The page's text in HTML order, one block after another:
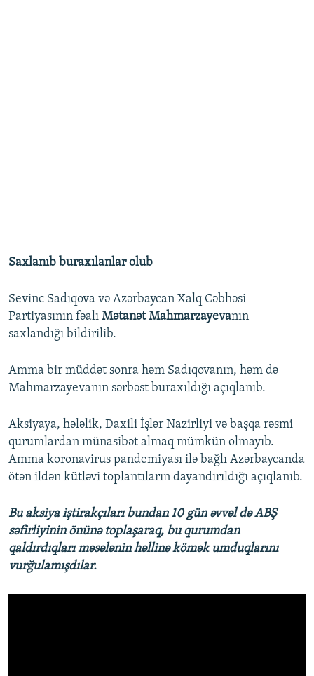
Saxlanıb buraxılanlar olub
Sevinc Sadıqova və Azərbaycan Xalq Cəbhəsi
Partiyasının fəalı Mətanət Mahmarzayevanın
saxlandığı bildirilib.
Amma bir müddət sonra həm Sadıqovanın, həm də
Mahmarzayevanın sərbəst buraxıldığı açıqlanıb.
Aksiyaya, hələlik, Daxili İşlər Nazirliyi və başqa rəsmi
qurumlardan münasibət almaq mümkün olmayıb.
Amma koronavirus pandemiyası ilə bağlı Azərbaycanda
ötən ildən kütləvi toplantıların dayandırıldığı açıqlanıb.
Bu aksiya iştirakçıları bundan 10 gün əvvəl də ABŞ
səfirliyinin önünə toplaşaraq, bu qurumdan
qaldırdıqları məsələnin həllinə kömək umduqlarını
vurğulamışdılar.